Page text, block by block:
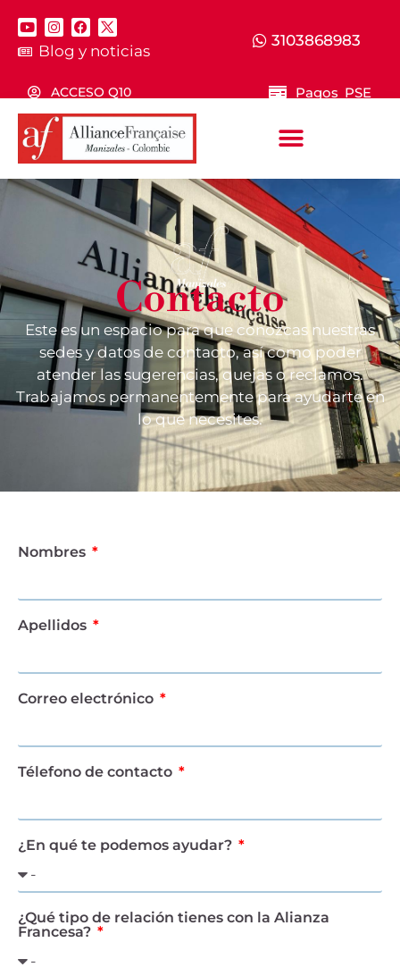
Blog y noticias
3103868983
ACCESO Q10 Pagos PSE
Contacto
Este es un espacio para que conozcas nuestras
sedes y datos de contacto, así como poder
atender las sugerencias, quejas o reclamos.
Trabajamos permanentemente para ayudarte en
lo que necesites.
Nombres
Apellidos
Correo electrónico
Télefono de contacto
¿En qué te podemos ayudar?
¿Qué tipo de relación tienes con la Alianza
Francesa?